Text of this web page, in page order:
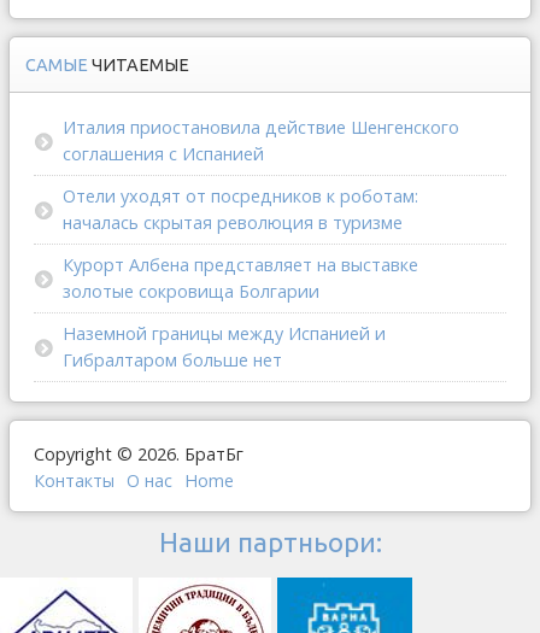
САМЫЕ ЧИТАЕМЫЕ
Италия приостановила действие Шенгенского
соглашения с Испанией
Отели уходят от посредников к роботам:
началась скрытая революция в туризме
Курорт Албена представляет на выставке
золотые сокровища Болгарии
Наземной границы между Испанией и
Гибралтаром больше нет
Copyright © 2026. БратБг
Контакты
О наc Home
Наши партньори: